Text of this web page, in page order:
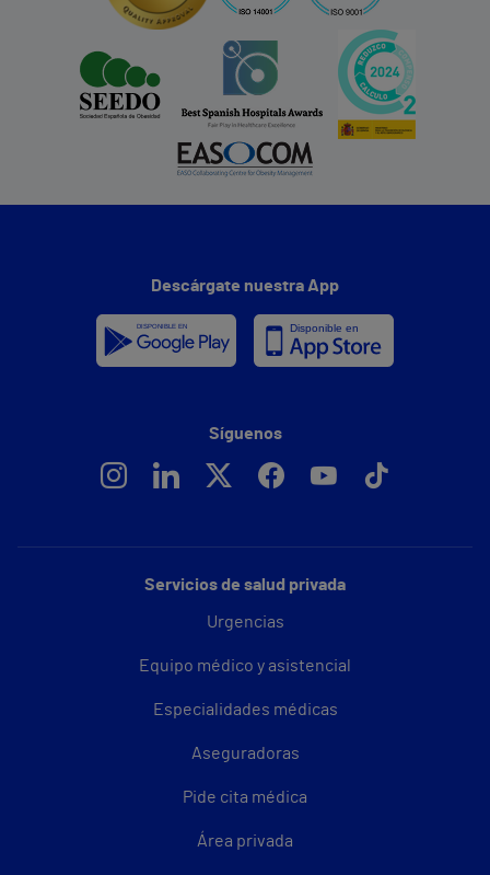
Servicios de salud privada
Urgencias
Equipo médico y asistencial
Especialidades médicas
Aseguradoras
Pide cita médica
Área privada
Descárgate nuestra App
Síguenos